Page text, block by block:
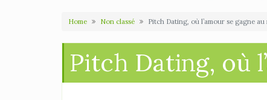
Home Non classé Pitch Dating, où l’amour se gagne au
Pitch Dating, où